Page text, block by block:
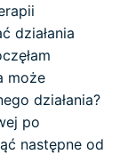
działania
może
działania?
po
następne od